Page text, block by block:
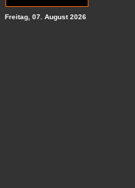
Freitag, 07. August 2026